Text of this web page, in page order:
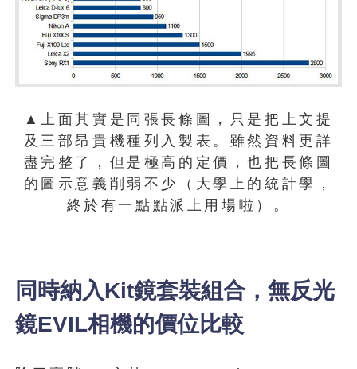
▲上面其實是同張長條圖，只是把上文提
及三部昂貴機種列入製表。雖然資料更詳
盡完整了，但是極高的定價，也把長條圖
的圖示意義削弱不少（大學上的統計學，
終於有一點點派上用場啦）。
同時納入Kit鏡套裝組合，無反光
鏡EVIL相機的價位比較